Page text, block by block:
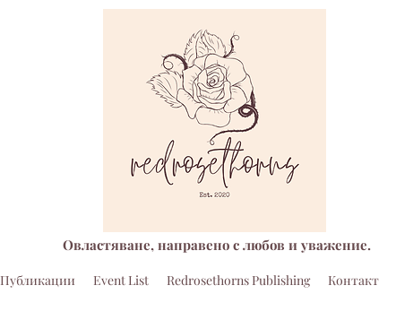
Публикации Event List Redrosethorns Publishing Контакт
Овластяване, направено с любов и уважение.